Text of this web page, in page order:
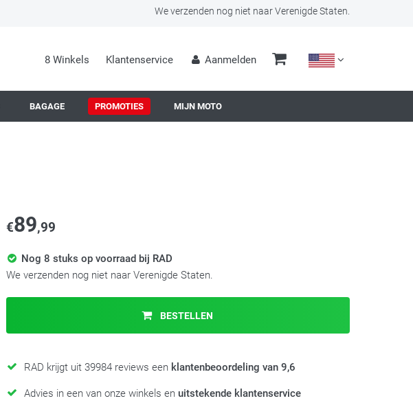
We verzenden nog niet naar Verenigde Staten.
8 Winkels Klantenservice Aanmelden
BAGAGE PROMOTIES MIJN MOTO
€89,99
Nog 8 stuks op voorraad bij RAD
We verzenden nog niet naar Verenigde Staten.
BESTELLEN
RAD krijgt uit 39984 reviews een klantenbeoordeling van 9,6
Advies in een van onze winkels en uitstekende klantenservice